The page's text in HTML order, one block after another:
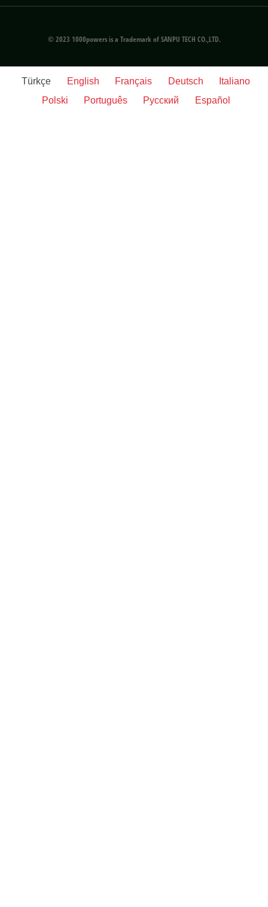
© 2023 1000powers is a Trademark of SANPU TECH CO.,LTD.
Türkçe English Français Deutsch
Italiano
Polski
Português Русский Español